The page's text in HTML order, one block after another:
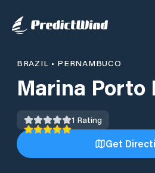
BRAZIL • PERNAMBUCO
Marina Porto
1 Rating
Get